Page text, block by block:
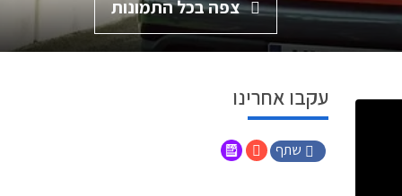
צפה בכל התמונות
עקבו אחרינו
שתף